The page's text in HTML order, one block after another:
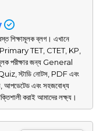
শিক্ষামূলক ব্লগ। এখানে
TET, CTET, KP,
পরীক্ষার জন্য General
স্টাডি নোটস, PDF এবং
আপডেটেড এবং সহজবোধ্য
করাই আমাদের লক্ষ্য।